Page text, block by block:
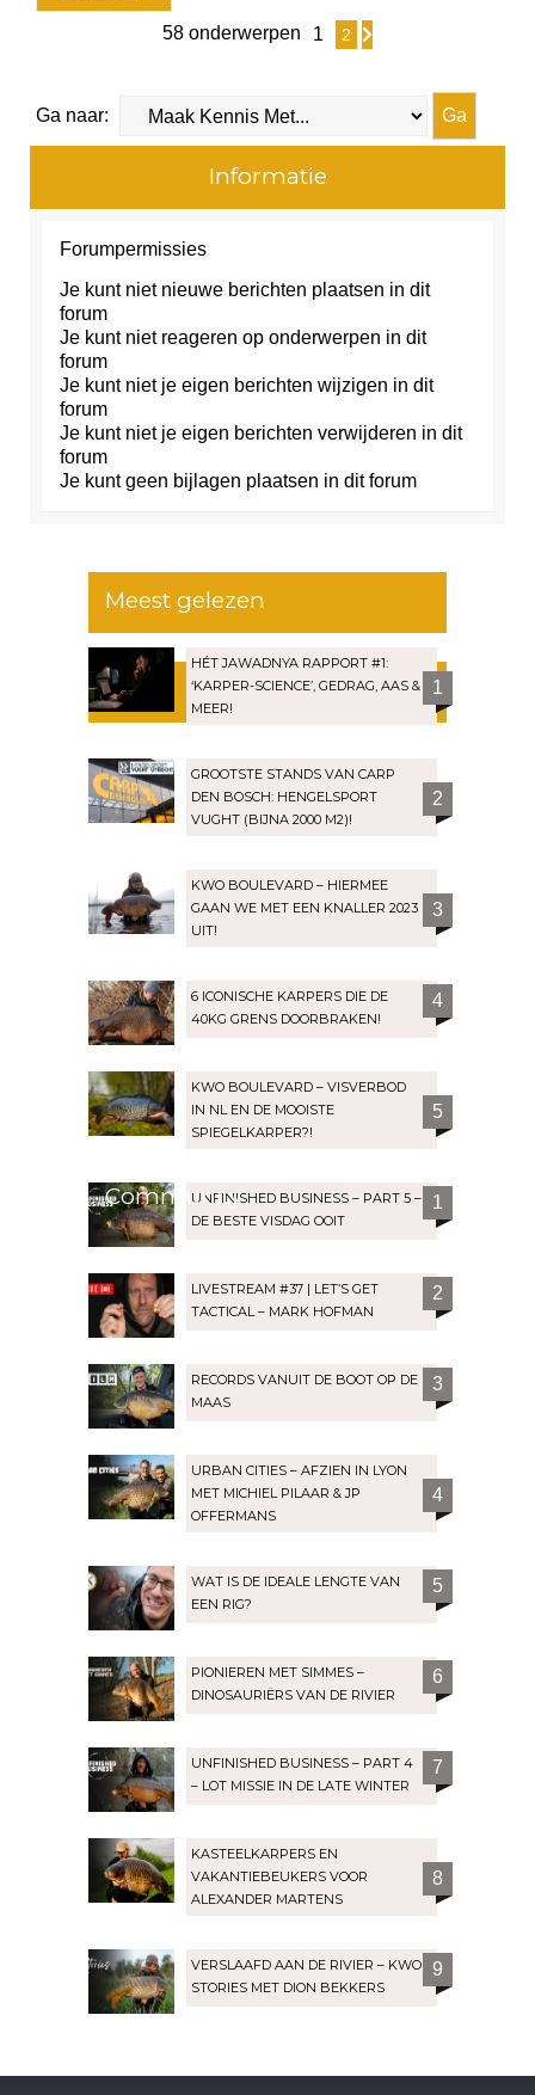
58 onderwerpen 1 2
Ga naar:
Informatie
Forumpermissies
Je kunt nietnieuwe berichten plaatsen in dit
forum
Je kunt nietreageren op onderwerpen in dit
forum
Je kunt nietje eigen berichten wijzigen in dit
forum
Je kunt nietje eigen berichten verwijderen in dit
forum
Je kunt geen bijlagen plaatsen in dit forum
Meest gelezen
HÉT JAWADNYA RAPPORT #1:
‘KARPER-SCIENCE’, GEDRAG, AAS &
MEER!
1
GROOTSTE STANDS VAN CARP
DEN BOSCH: HENGELSPORT
VUGHT (BIJNA 2000 M2)!
2
KWO BOULEVARD – HIERMEE
GAAN WE MET EEN KNALLER 2023
UIT!
3
6 ICONISCHE KARPERS DIE DE
40KG GRENS DOORBRAKEN!
4
KWO BOULEVARD – VISVERBOD
IN NL EN DE MOOISTE
SPIEGELKARPER?!
5
CommunityUNFINISHED BUSINESS – PART 5 –
DE BESTE VISDAG OOIT
1
LIVESTREAM #37 | LET’S GET
TACTICAL – MARK HOFMAN
2
RECORDS VANUIT DE BOOT OP DE
MAAS
3
URBAN CITIES – AFZIEN IN LYON
MET MICHIEL PILAAR & JP
OFFERMANS
4
WAT IS DE IDEALE LENGTE VAN
EEN RIG?
5
PIONIEREN MET SIMMES –
DINOSAURIËRS VAN DE RIVIER
6
UNFINISHED BUSINESS – PART 4
– LOT MISSIE IN DE LATE WINTER
7
KASTEELKARPERS EN
VAKANTIEBEUKERS VOOR
ALEXANDER MARTENS
8
VERSLAAFD AAN DE RIVIER – KWO
STORIES MET DION BEKKERS
9